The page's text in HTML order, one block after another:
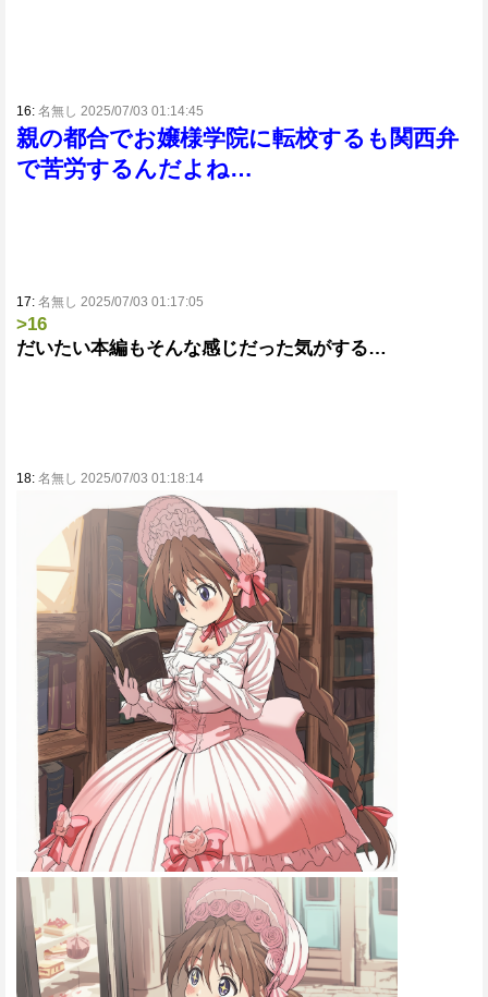
16: 名無し 2025/07/03 01:14:45
親の都合でお嬢様学院に転校するも関西弁
で苦労するんだよね…
17: 名無し 2025/07/03 01:17:05
>16
だいたい本編もそんな感じだった気がする…
18: 名無し 2025/07/03 01:18:14